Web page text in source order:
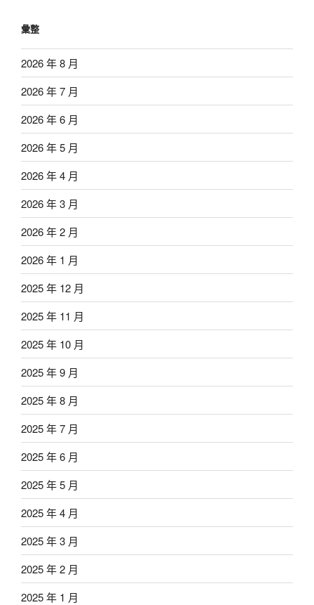
彙整
2026 年 8 月
2026 年 7 月
2026 年 6 月
2026 年 5 月
2026 年 4 月
2026 年 3 月
2026 年 2 月
2026 年 1 月
2025 年 12 月
2025 年 11 月
2025 年 10 月
2025 年 9 月
2025 年 8 月
2025 年 7 月
2025 年 6 月
2025 年 5 月
2025 年 4 月
2025 年 3 月
2025 年 2 月
2025 年 1 月